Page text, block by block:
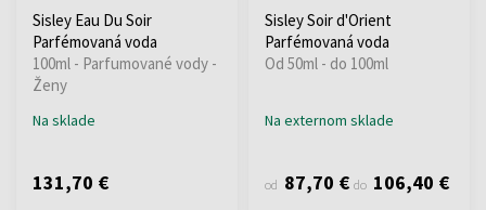
Sisley Eau Du Soir
Parfémovaná voda
100ml - Parfumované vody -
Ženy
Na sklade
131,70 €
Sisley Soir d'Orient
Parfémovaná voda
Od 50ml - do 100ml
Na externom sklade
od 87,70 € do 106,40 €